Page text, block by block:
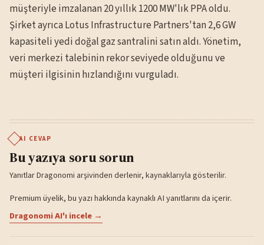
müşteriyle imzalanan 20 yıllık 1200 MW'lık PPA oldu.
Şirket ayrıca Lotus Infrastructure Partners'tan 2,6 GW
kapasiteli yedi doğal gaz santralini satın aldı. Yönetim,
veri merkezi talebinin rekor seviyede olduğunu ve
müşteri ilgisinin hızlandığını vurguladı.
AI CEVAP
Bu yazıya soru sorun
Yanıtlar Dragonomi arşivinden derlenir, kaynaklarıyla gösterilir.
Premium üyelik, bu yazı hakkında kaynaklı AI yanıtlarını da içerir.
Dragonomi AI'ı incele →